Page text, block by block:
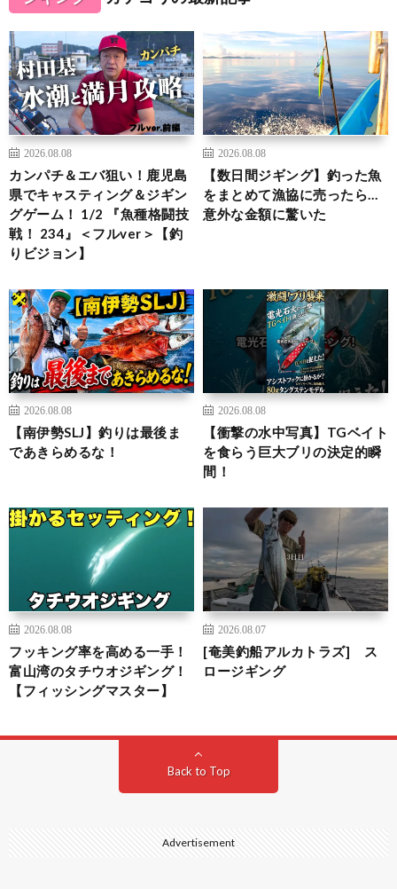
2026.08.08
カンパチ＆エバ狙い！鹿児島
県でキャスティング＆ジギン
グゲーム！ 1/2 『魚種格闘技
戦！ 234』＜フルver＞【釣
りビジョン】
2026.08.08
【数日間ジギング】釣った魚
をまとめて漁協に売ったら…
意外な金額に驚いた
2026.08.08
【南伊勢SLJ】釣りは最後ま
であきらめるな！
2026.08.08
【衝撃の水中写真】TGベイト
を食らう巨大ブリの決定的瞬
間！
2026.08.08
フッキング率を高める一手！
富山湾のタチウオジギング！
【フィッシングマスター】
2026.08.07
[奄美釣船アルカトラズ] ス
ロージギング
Back to Top
Advertisement